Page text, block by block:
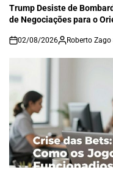
IN
Trump Desiste de
de Negociações para o
on
02/08/2026 Roberto Zago